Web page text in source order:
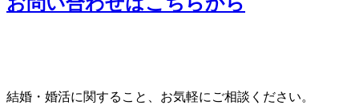
結婚・婚活に関すること、お気軽にご相談ください。